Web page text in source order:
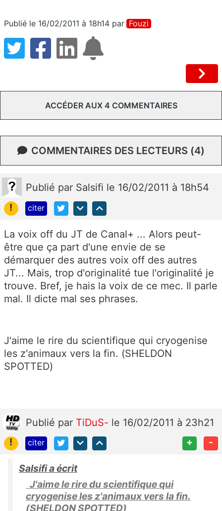
Publié le 16/02/2011 à 18h14 par Fouzi
ACCÉDER AUX 4 COMMENTAIRES
COMMENTAIRES DES LECTEURS (4)
Publié par Salsifi le 16/02/2011 à 18h54
!
citer
La voix off du JT de Canal+ ... Alors peut-
être que ça part d'une envie de se
démarquer des autres voix off des autres
JT... Mais, trop d'originalité tue l'originalité je
trouve. Bref, je hais la voix de ce mec. Il parle
mal. Il dicte mal ses phrases.
J'aime le rire du scientifique qui cryogenise
les z'animaux vers la fin. (SHELDON
SPOTTED)
Publié par TiDuS- le 16/02/2011 à 23h21
!
citer + -
Salsifi a écrit
J'aime le rire du scientifique qui
cryogenise les z'animaux vers la fin.
(SHELDON SPOTTED)